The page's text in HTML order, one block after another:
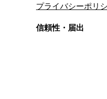
プライバシーポリ
信頼性・届出